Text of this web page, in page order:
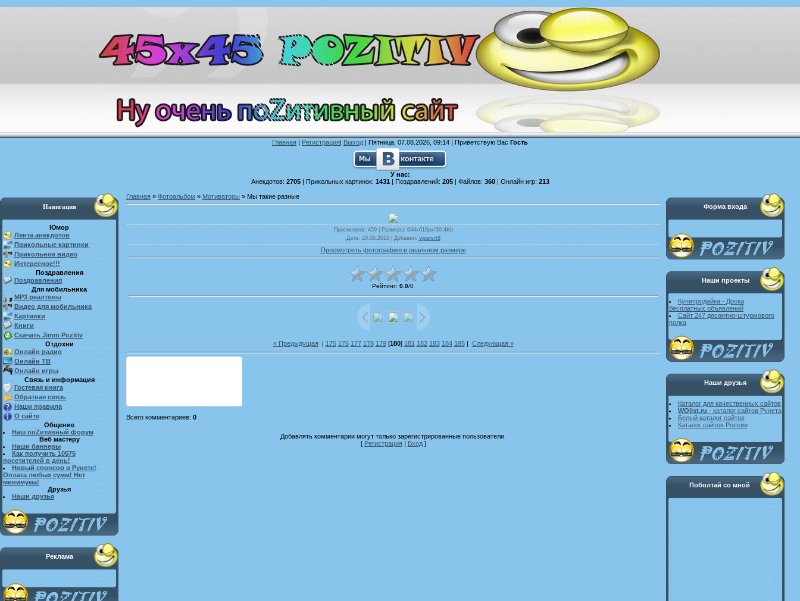
Главная | Регистрация| Выход | Пятница, 07.08.2026, 09:14 | Приветствую Вас Гость
У нас:
Анекдотов: 2705| Прикольных картинок: 1431| Поздравлений: 205| Файлов: 360| Онлайн игр: 213
Навигация
Юмор
Лента анекдотов
Прикольные картинки
Прикольное видео
Интересное!!!
Поздравления
Поздравления
Для мобильника
MP3 реалтоны
Видео для мобильника
Картинки
Книги
Скачать Jimm Pozitiv
Отдохни
Онлайн радио
Онлайн ТВ
Онлайн игры
Связь и информация
Гостевая книга
Обратная связь
Наши правила
О сайте
Общение
Наш поZитивный форум
Веб мастеру
Наши баннеры
Как получить 10575
посетителей в день!
Новый спонсор в Рунете!
Оплата любых сумм! Нет
минимума!
Друзья
Наши друзья
Реклама
Главная » Фотоальбом » Мотиваторы » Мы такие разные
Просмотров: 459 | Размеры: 644x618px/30.4Kb
Дата: 29.05.2010 | Добавил: vipersrt8
Просмотреть фотографию в реальном размере
Рейтинг: 0.0/0
« Предыдущая| 175 176 177 178 179[180] 181 182 183 184 185| Следующая »
Всего комментариев: 0
Добавлять комментарии могут только зарегистрированные пользователи.
[ Регистрация| Вход]
Форма входа
Наши проекты
Купипродайка - Доска
бесплатных объявлений
Сайт 247 десантно-штурмового
полка
Наши друзья
Каталог для качественных сайтов
WOlist.ru - каталог сайтов Рунета
Белый каталог сайтов
Каталог сайтов России
Поболтай со мной